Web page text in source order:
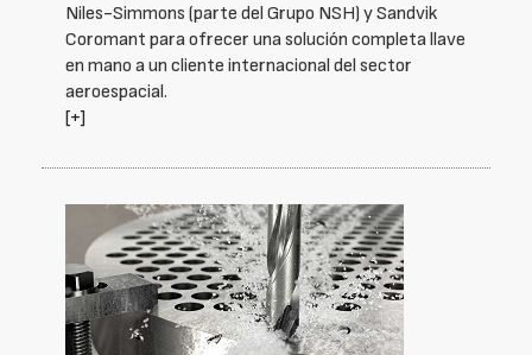
Niles-Simmons (parte del Grupo NSH) y Sandvik
Coromant para ofrecer una solución completa llave
en mano a un cliente internacional del sector
aeroespacial.
[+]